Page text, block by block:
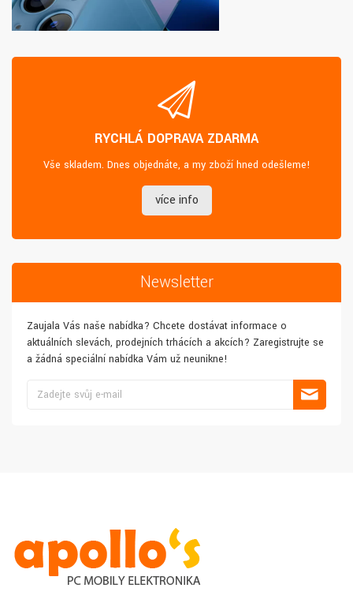
RYCHLÁ DOPRAVA ZDARMA
Vše skladem. Dnes objednáte, a my zboží hned odešleme!
více info
Newsletter
Zaujala Vás naše nabídka? Chcete dostávat informace o
aktuálních slevách, prodejních trhácích a akcích? Zaregistrujte se
a žádná speciální nabídka Vám už neunikne!